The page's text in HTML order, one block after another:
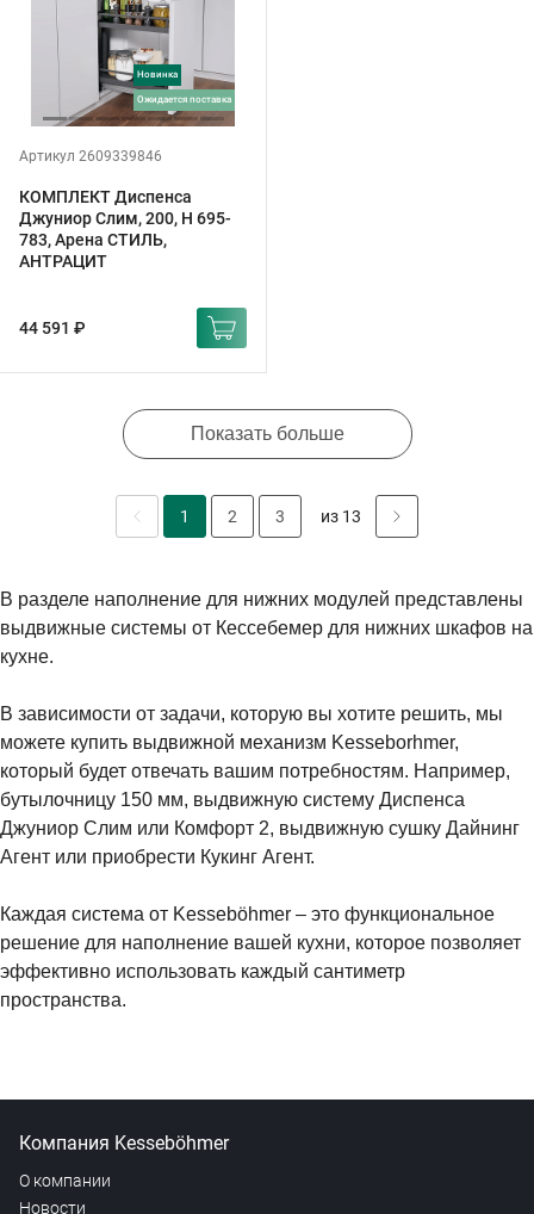
Новинка
ожидается поставка
Артикул 2609339846
КОМПЛЕКТ Диспенса
Джуниор Слим, 200, H 695-
783, Арена СТИЛЬ,
АНТРАЦИТ
44 591 ₽
Показать больше
1 2 3 из 13
В разделе наполнение для нижних модулей представлены
выдвижные системы от Кессебемер для нижних шкафов на
кухне.
В зависимости от задачи, которую вы хотите решить, мы
можете купить выдвижной механизм Kesseborhmer,
который будет отвечать вашим потребностям. Например,
бутылочницу 150 мм, выдвижную систему Диспенса
Джуниор Слим или Комфорт 2, выдвижную сушку Дайнинг
Агент или приобрести Кукинг Агент.
Каждая система от Kesseböhmer – это функциональное
решение для наполнение вашей кухни, которое позволяет
эффективно использовать каждый сантиметр
пространства.
Компания Kesseböhmer
О компании
Новости